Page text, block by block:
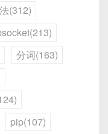
(312)
分词(163)
pip(107)